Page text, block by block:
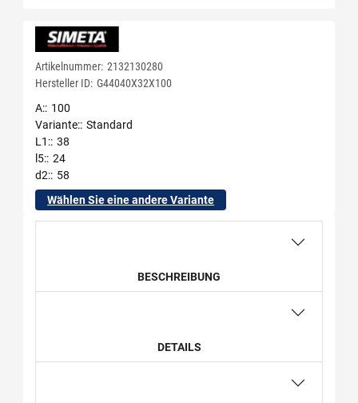
Artikelnummer: 2132130280
Hersteller ID: G44040X32X100
A: 100
Variante: Standard
L1: 38
l5: 24
d2: 58
Wählen Sie eine andere Variante
BESCHREIBUNG
DETAILS